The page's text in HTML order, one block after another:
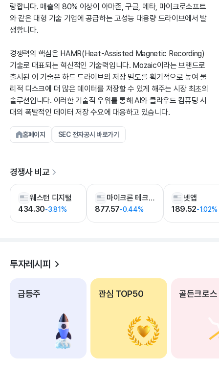
랑합니다. 매출의 80% 이상이 아마존, 구글, 메타, 마이크로소프트
와 같은 대형 기술 기업에 공급하는 고성능 대용량 드라이브에서 발
생합니다.
경쟁력의 핵심은 HAMR(Heat-Assisted Magnetic Recording)
기술로 대표되는 혁신적인 기술력입니다. Mozaic이라는 브랜드로
출시된 이 기술은 하드 드라이브의 저장 밀도를 획기적으로 높여 물
리적 디스크에 더 많은 데이터를 저장할 수 있게 해주는 시장 최초의
솔루션입니다. 이러한 기술적 우위를 통해 AI와 클라우드 컴퓨팅 시
대의 폭발적인 데이터 저장 수요에 대응하고 있습니다.
홈페이지 SEC 전자공시 바로가기
경쟁사 비교
웨스턴 디지털
434.30-3.81%
마이크론 테크놀러지
877.57-0.44%
넷앱
189.52-1.02%
투자레시피
급등주 관심 TOP50 골든크로스